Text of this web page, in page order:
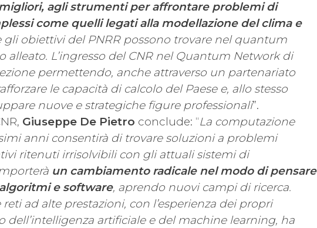
agli strumenti per affrontare problemi di
come quelli legati alla modellazione del clima e
gli obiettivi del PNRR possono trovare nel quantum
L’ingresso del CNR nel Quantum Network di
permettendo, anche attraverso un partenariato
le capacità di calcolo del Paese e, allo stesso
nuove e strategiche figure professionali”.
Giuseppe De Pietro conclude: “La computazione
anni consentirà di trovare soluzioni a problemi
ritenuti irrisolvibili con gli attuali sistemi di
un cambiamento radicale nel modo di pensare
e software, aprendo nuovi campi di ricerca.
reti ad alte prestazioni, con l’esperienza dei propri
dell’intelligenza artificiale e del machine learning, ha